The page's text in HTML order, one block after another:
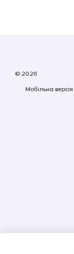
© 2026
Мобільна версія